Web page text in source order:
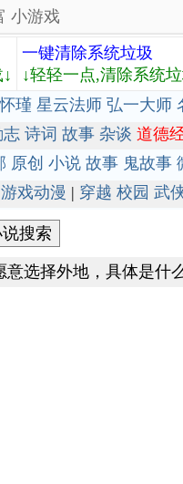
小游戏
一键清除系统垃圾
↓轻轻一点,清除系统
瑾 星云法师 弘一大师
志 诗词 故事 杂谈 道德
原创 小说 故事 鬼故事
游戏动漫 | 穿越 校园 武
选择外地，具体是什